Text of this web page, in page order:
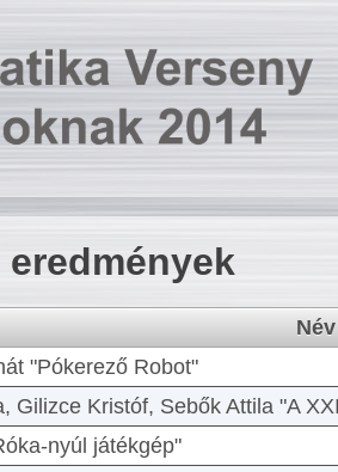
Név
"Pókerező Robot"
Gilizce Kristóf, Sebők Attila "A
nyúl játékgép"